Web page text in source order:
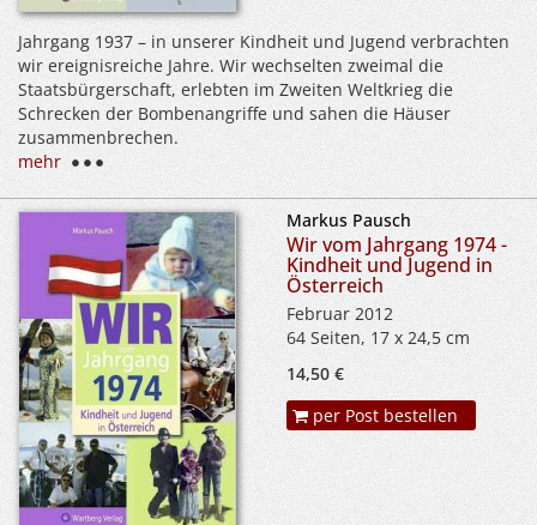
Jahrgang 1937 – in unserer Kindheit und Jugend verbrachten
wir ereignisreiche Jahre. Wir wechselten zweimal die
Staatsbürgerschaft, erlebten im Zweiten Weltkrieg die
Schrecken der Bombenangriffe und sahen die Häuser
zusammenbrechen.
mehr
Markus Pausch
Wir vom Jahrgang 1974 -
Kindheit und Jugend in
Österreich
Februar 2012
64 Seiten, 17 x 24,5 cm
14,50 €
per Post bestellen